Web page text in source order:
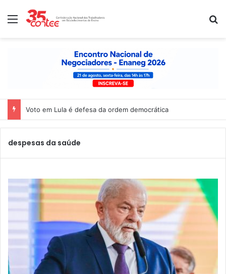
Menu
Voto em Lula é defesa da ordem democrática
despesas da saúde